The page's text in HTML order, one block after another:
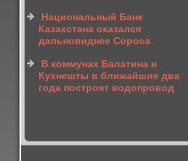
Национальный Банк
Казахстана оказался
дальновиднее Сороса
В коммунах Балатина и
Кухнешты в ближайшие два
года построят водопровод